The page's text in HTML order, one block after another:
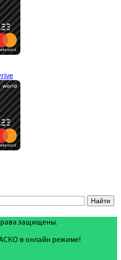
защищены.
в онлайн режиме!